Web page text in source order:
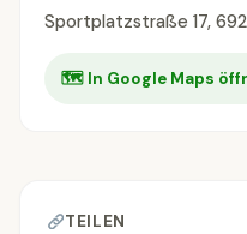
Sportplatzstraße 17,
🗺 In Google Maps
TEILEN